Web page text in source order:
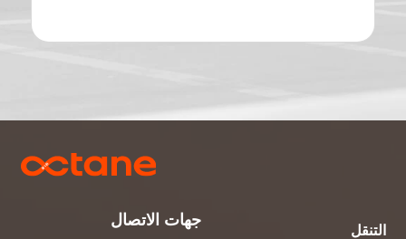
جهات الاتصال
التنقل